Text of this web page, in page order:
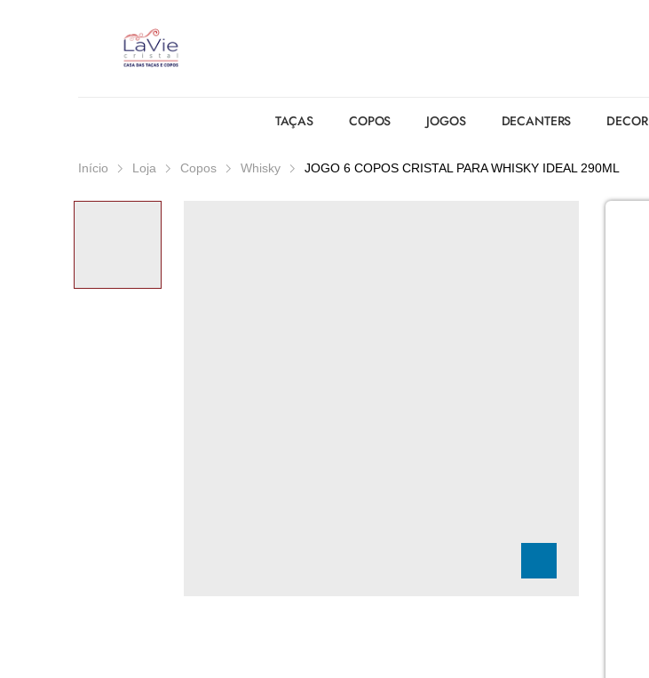
TAÇAS COPOS JOGOS DECANTERS DECOR
Início Loja Copos Whisky JOGO 6 COPOS CRISTAL PARA WHISKY IDEAL 290ML